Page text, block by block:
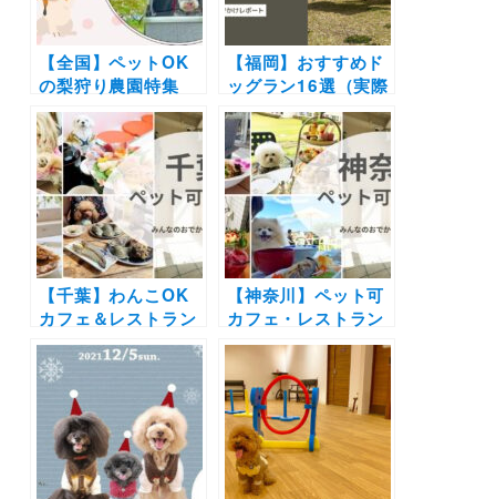
【全国】ペットOK
の梨狩り農園特集
（実際のおでかけレ
ポあり）カフェやド
ッグラン併設など厳
選
【福岡】おすすめド
ッグラン16選（実際
のおでかけレポ付
き）ドッグプールや
BBQ施設併設の施設
も！
【千葉】わんこOK
カフェ＆レストラン
19選｜ドッグラン併
設店や豪快な海鮮丼
にラーメンも！実際
のおでかけレポをエ
リア別に紹介します
【神奈川】ペット可
カフェ・レストラン
30選 | 愛犬と一緒に
中華街の食べ放題や
アフタヌーンティー
を楽しもう♪